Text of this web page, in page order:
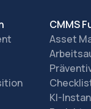
CMMS
Asset
KI-